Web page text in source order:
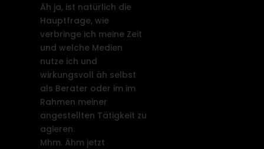
Äh ja, ist natürlich die
Hauptfrage, wie
verbringe ich meine Zeit
und welche Medien
nutze ich und
wirkungsvoll äh selbst
als Berater oder im im
Rahmen meiner
angestellten Tätigkeit zu
agieren.
Mhm. Ähm jetzt